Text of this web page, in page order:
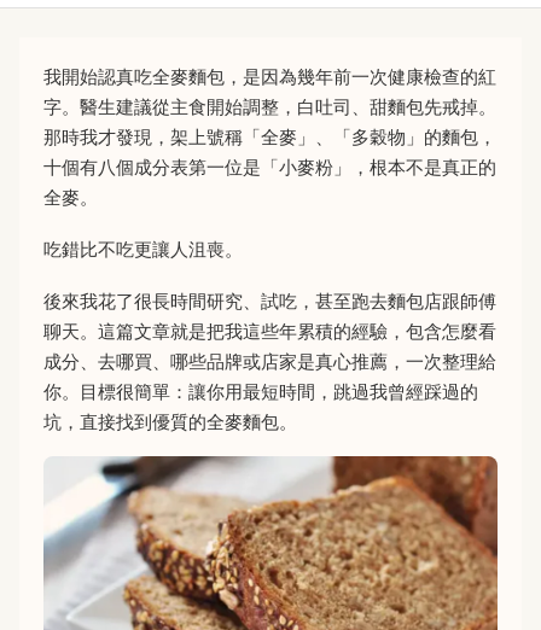
我開始認真吃全麥麵包，是因為幾年前一次健康檢查的紅
字。醫生建議從主食開始調整，白吐司、甜麵包先戒掉。
那時我才發現，架上號稱「全麥」、「多穀物」的麵包，
十個有八個成分表第一位是「小麥粉」，根本不是真正的
全麥。
吃錯比不吃更讓人沮喪。
後來我花了很長時間研究、試吃，甚至跑去麵包店跟師傅
聊天。這篇文章就是把我這些年累積的經驗，包含怎麼看
成分、去哪買、哪些品牌或店家是真心推薦，一次整理給
你。目標很簡單：讓你用最短時間，跳過我曾經踩過的
坑，直接找到優質的全麥麵包。